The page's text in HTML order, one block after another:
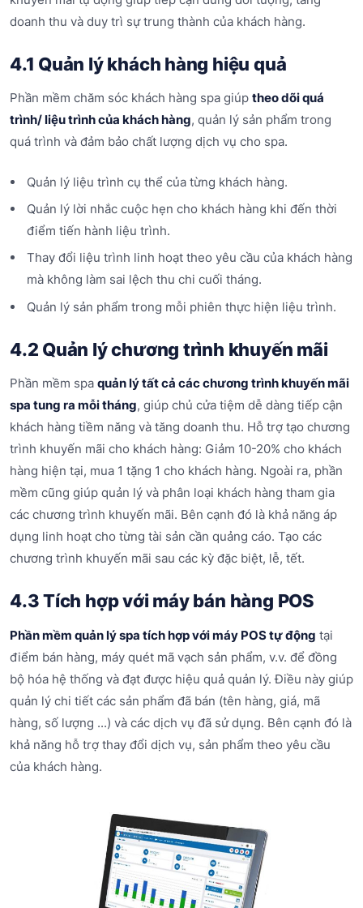
doanh thu và duy trì sự trung thành của khách hàng.
4.1 Quản lý khách hàng hiệu quả
Phần mềm chăm sóc khách hàng spa giúp theo dõi quá
trình/ liệu trình của khách hàng, quản lý sản phẩm trong
quá trình và đảm bảo chất lượng dịch vụ cho spa.
Quản lý liệu trình cụ thể của từng khách hàng.
Quản lý lời nhắc cuộc hẹn cho khách hàng khi đến thời
điểm tiến hành liệu trình.
Thay đổi liệu trình linh hoạt theo yêu cầu của khách hàng
mà không làm sai lệch thu chi cuối tháng.
Quản lý sản phẩm trong mỗi phiên thực hiện liệu trình.
4.2 Quản lý chương trình khuyến mãi
Phần mềm spa quản lý tất cả các chương trình khuyến mãi
spa tung ra mỗi tháng, giúp chủ cửa tiệm dễ dàng tiếp cận
khách hàng tiềm năng và tăng doanh thu. Hỗ trợ tạo chương
trình khuyến mãi cho khách hàng: Giảm 10-20% cho khách
hàng hiện tại, mua 1 tặng 1 cho khách hàng. Ngoài ra, phần
mềm cũng giúp quản lý và phân loại khách hàng tham gia
các chương trình khuyến mãi. Bên cạnh đó là khả năng áp
dụng linh hoạt cho từng tài sản cần quảng cáo. Tạo các
chương trình khuyến mãi sau các kỳ đặc biệt, lễ, tết.
4.3 Tích hợp với máy bán hàng POS
Phần mềm quản lý spa tích hợp với máy POS tự động tại
điểm bán hàng, máy quét mã vạch sản phẩm, v.v. để đồng
bộ hóa hệ thống và đạt được hiệu quả quản lý. Điều này giúp
quản lý chi tiết các sản phẩm đã bán (tên hàng, giá, mã
hàng, số lượng ...) và các dịch vụ đã sử dụng. Bên cạnh đó là
khả năng hỗ trợ thay đổi dịch vụ, sản phẩm theo yêu cầu
của khách hàng.